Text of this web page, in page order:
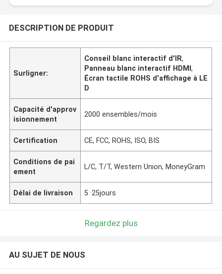
DESCRIPTION DE PRODUIT
Surligner:
Conseil blanc interactif d'IR,
Panneau blanc interactif HDMI,
Écran tactile ROHS d'affichage à LE
D
Capacité d'approv
isionnement
2000 ensembles/mois
Certification CE, FCC, ROHS, ISO, BIS
Conditions de pai
ement
L/C, T/T, Western Union, MoneyGram
Délai de livraison 5 ·25jours
Regardez plus
AU SUJET DE NOUS